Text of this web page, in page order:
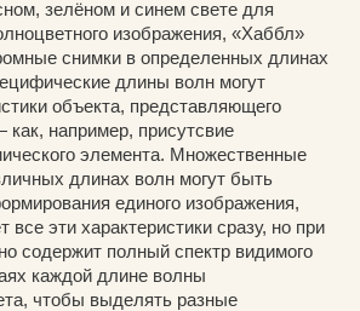
зелёном и синем свете для
изображения, «Хаббл»
снимки в определенных длинах
длины волн могут
объекта, представляющего
например, присутсвие
элемента. Множественные
длинах волн могут быть
единого изображения,
все эти характеристики сразу, но при
содержит полный спектр видимого
каждой длине волны
чтобы выделять разные